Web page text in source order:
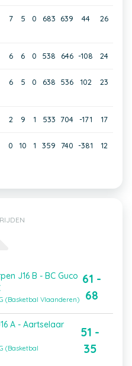
7 5 0 683 639 44 26
6 6 0 538 646 -108 24
6 5 0 638 536 102 23
2 9 1 533 704 -171 17
0 10 1 359 740 -381 12
J16 B - BC Guco
(Basketbal Vlaanderen)
61 -
68
A - Aartselaar
(Basketbal
51 -
35